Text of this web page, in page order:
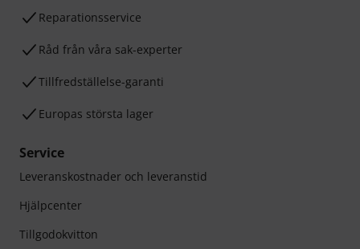
Reparationsservice
Råd från våra sak-experter
Tillfredställelse-garanti
Europas största lager
Service
Leveranskostnader och leveranstid
Hjälpcenter
Tillgodokvitton